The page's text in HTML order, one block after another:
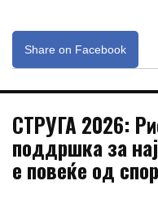
Share on Facebook
СТРУГА 2026:
поддршка за
е повеќе од